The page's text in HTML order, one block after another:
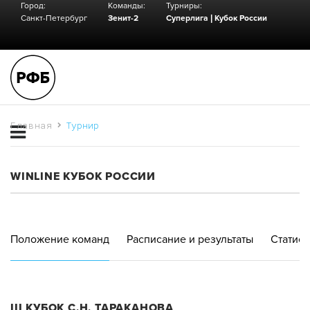
Город:
Санкт-Петербург
Команды:
Зенит-2
Турниры:
Суперлига
Кубок России
Главная Турнир
WINLINE КУБОК РОССИИ
Положение команд Расписание и результаты